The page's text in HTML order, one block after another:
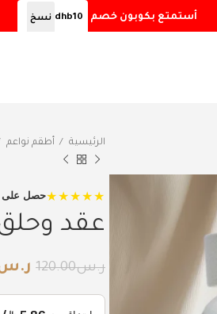
الرئيسية أطقم نواعم
★★★★★حصل على تقييم
عقد
ر.س120.00
أستمتع بكوبون خصم dhb10 نسخ